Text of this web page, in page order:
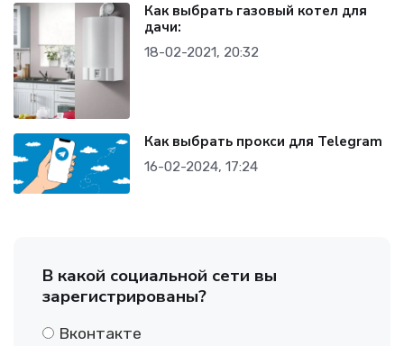
Как выбрать газовый котел для
дачи:
18-02-2021, 20:32
Как выбрать прокси для Telegram
16-02-2024, 17:24
В какой социальной сети вы
зарегистрированы?
Вконтакте